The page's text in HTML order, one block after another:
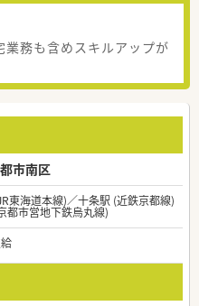
務も含めスキルアップが
市南区
東海道本線)／十条駅 (近鉄京都線)
都市営地下鉄烏丸線)